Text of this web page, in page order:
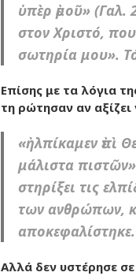
ὑπὲρ ἐμοῦ»
στον Χριστό,
σωτηρία μου».
Επίσης με τα λόγια
τη ρώτησαν αν
«ἠλπίκαμεν ἐπὶ
μάλιστα
στηρίξει τις
των ανθρώπων,
αποκεφαλίστηκε.
Αλλά δεν υστέρησε